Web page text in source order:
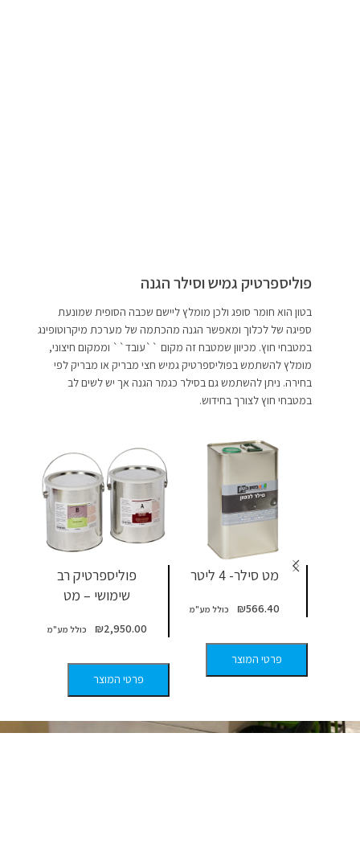
פוליספרטיק גמיש וסילר הגנה
בטון הוא חומר סופג ולכן מומלץ ליישם שכבה הסופית שמונעת
ספיגה של לכלוך ומאפשר הגנה מהכתמה של מערכת מיקרוטופינג
במטבחי חוץ. מכיוון שמטבח זה מקום ``עובד`` וממקום חיצוני,
מומלץ להשתמש בפוליספרטיק גמיש חצי מבריק או מבריק לפי
בחירה. ניתן להשתמש גם בסילר כגמר הגנה אך יש לשים לב
במטבחי חוץ לצורך בחידוש.
מט סילר- 4 ליטר
₪566.40
פרטי המוצר
פוליספרטיק רב
שימושי – מט
₪2,950.00
פרטי המוצר